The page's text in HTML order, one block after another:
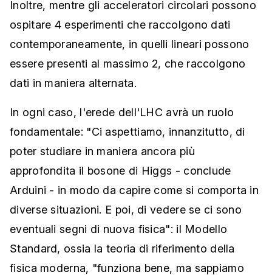
Inoltre, mentre gli acceleratori circolari possono
ospitare 4 esperimenti che raccolgono dati
contemporaneamente, in quelli lineari possono
essere presenti al massimo 2, che raccolgono
dati in maniera alternata.
In ogni caso, l'erede dell'LHC avrà un ruolo
fondamentale: "Ci aspettiamo, innanzitutto, di
poter studiare in maniera ancora più
approfondita il bosone di Higgs - conclude
Arduini - in modo da capire come si comporta in
diverse situazioni. E poi, di vedere se ci sono
eventuali segni di nuova fisica": il Modello
Standard, ossia la teoria di riferimento della
fisica moderna, "funziona bene, ma sappiamo